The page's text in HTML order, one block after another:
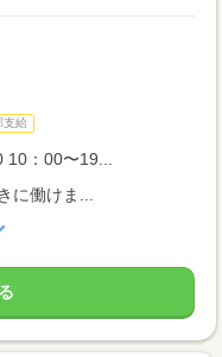
支給
10：00〜19...
に働けま...